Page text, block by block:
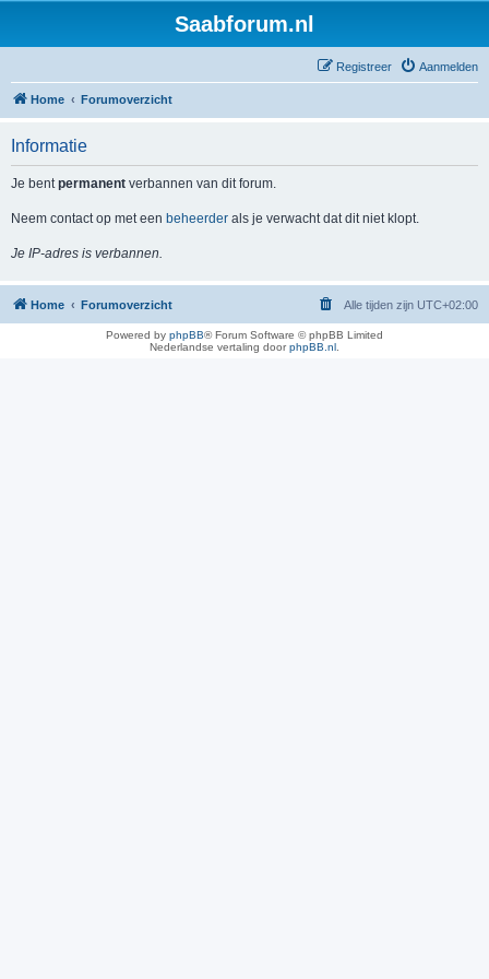
Saabforum.nl
Aanmelden
Registreer
Home Forumoverzicht
Informatie
Je bentpermanent verbannen van dit forum.
Neem contact op met een beheerder als je verwacht dat dit niet klopt.
Je IP-adres is verbannen.
Home Forumoverzicht Alle tijden zijn UTC+02:00
Powered by phpBB® Forum Software © phpBB Limited
Nederlandse vertaling doorphpBB.nl